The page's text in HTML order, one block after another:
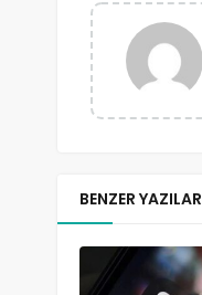
BENZER YAZILAR